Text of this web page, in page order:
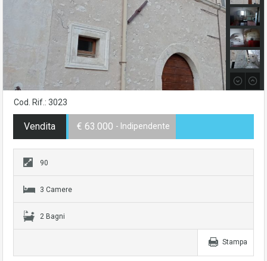
Cod. Rif.: 3023
Vendita € 63.000 - Indipendente
90
3 Camere
2 Bagni
Stampa